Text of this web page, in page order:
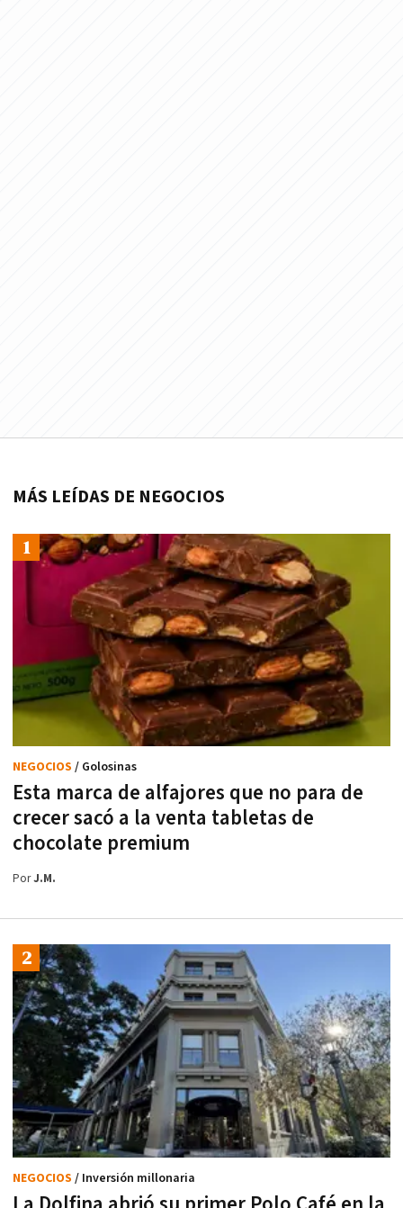
MÁS LEÍDAS DE NEGOCIOS
Esta marca de alfajores que no para de
crecer sacó a la venta tabletas de
chocolate premium
NEGOCIOS / Golosinas
PorJ.M.
NEGOCIOS / Inversión millonaria